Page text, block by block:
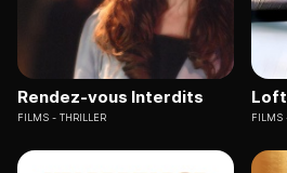
Rendez-vous Interdits
FILMS THRILLER
Loft
FILMS